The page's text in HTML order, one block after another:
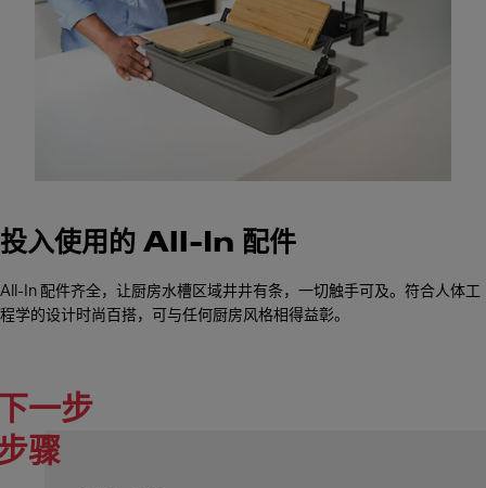
投入使用的 All-In 配件
All-In 配件齐全，让厨房水槽区域井井有条，一切触手可及。符合人体工
程学的设计时尚百搭，可与任何厨房风格相得益彰。
一步
骤